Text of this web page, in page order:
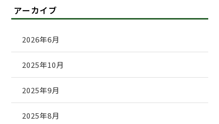
アーカイブ
2026年6月
2025年10月
2025年9月
2025年8月